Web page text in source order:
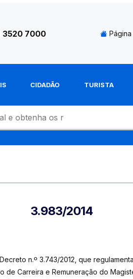
3520 7000 Página
CIDADÃO TURISTA
3.983/2014
n.º 3.743/2012, que
de Carreira e Remuneração do